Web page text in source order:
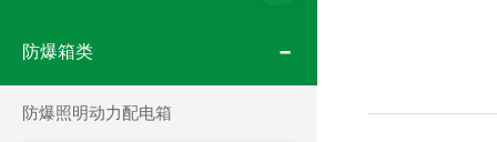
防爆箱类
防爆照明动力配电箱